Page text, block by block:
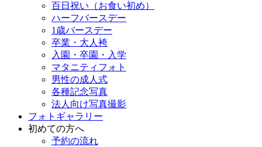
百日祝い（お食い初め）
ハーフバースデー
1歳バースデー
卒業・大人袴
入園・卒園・入学
マタニティフォト
男性の成人式
各種記念写真
法人向け写真撮影
フォトギャラリー
初めての方へ
予約の流れ